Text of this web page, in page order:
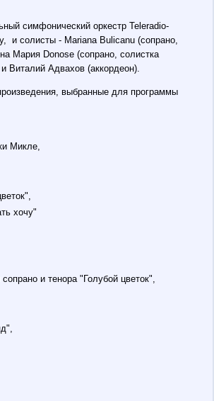
симфонический оркестр Teleradio-
и солисты - Mariana Bulicanu (сопрано,
Мария Donose (сопрано, солистка
Адвахов (аккордеон).
выбранные для программы
Микле,
хочу"
и тенора "Голубой цветок",